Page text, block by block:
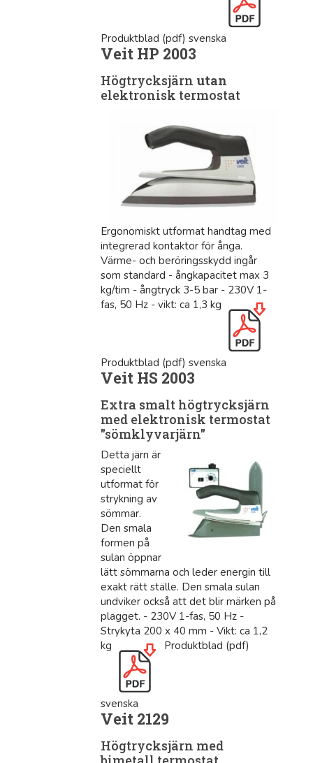
Produktblad (pdf) svenska
Veit HP 2003
Högtrycksjärn utan
elektronisk termostat
Ergonomiskt utformat handtag med
integrerad kontaktor för ånga.
Värme- och beröringsskydd ingår
som standard - ångkapacitet max 3
kg/tim - ångtryck 3-5 bar - 230V 1-
fas, 50 Hz - vikt: ca 1,3 kg
Produktblad (pdf) svenska
Veit HS 2003
Extra smalt högtrycksjärn
med elektronisk termostat
"sömklyvarjärn"
Detta järn är
speciellt
utformat för
strykning av
sömmar.
Den smala
formen på
sulan öppnar
lätt sömmarna och leder energin till
exakt rätt ställe. Den smala sulan
undviker också att det blir märken på
plagget. - 230V 1-fas, 50 Hz -
Strykyta 200 x 40 mm - Vikt: ca 1,2
kg
Produktblad (pdf)
svenska
Veit 2129
Högtrycksjärn med